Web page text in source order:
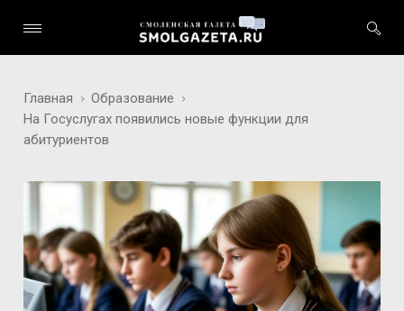
Главная
Образование
На Госуслугах появились новые функции для
абитуриентов